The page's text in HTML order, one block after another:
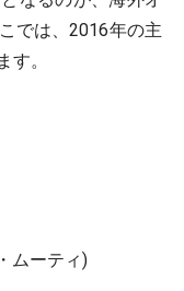
では、2016年の主
す。
ムーティ)